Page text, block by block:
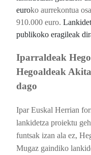
euroko aurrekontua
910.000 euro.
publikoko eragileak
Iparraldeak
Hegoaldeak
dago
Ipar Euskal Herrian
lankidetza proiektu
funtsak izan ala ez,
Mugaz gaindiko